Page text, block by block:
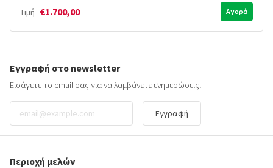
Τιμή €1.700,00 Αγορά
Εγγραφή στο newsletter
Εισάγετε το email σας για να λαμβάνετε ενημερώσεις!
Εγγραφή
Περιοχή μελών